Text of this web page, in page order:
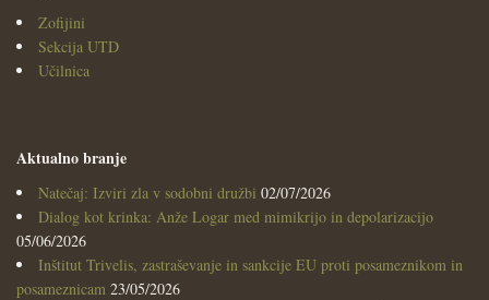
Zofijini
Sekcija UTD
Učilnica
Aktualno branje
Natečaj: Izviri zla v sodobni družbi 02/07/2026
Dialog kot krinka: Anže Logar med mimikrijo in depolarizacijo
05/06/2026
Inštitut Trivelis, zastraševanje in sankcije EU proti posameznikom in
posameznicam 23/05/2026